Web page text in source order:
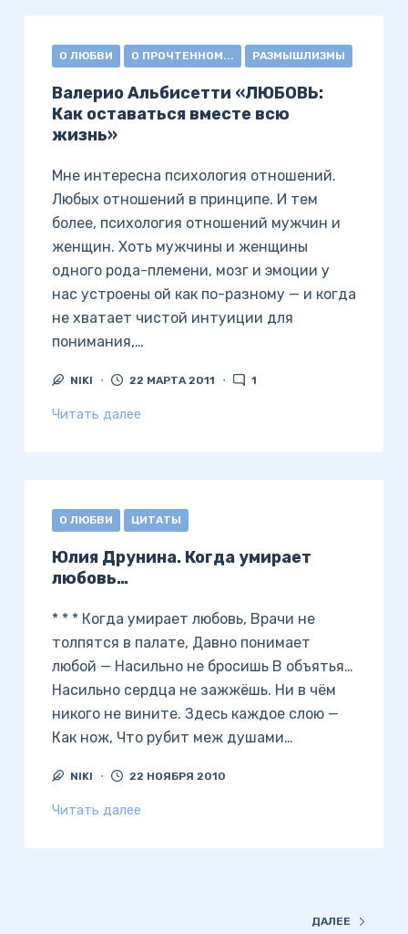
О ЛЮБВИ О ПРОЧТЕННОМ... РАЗМЫШЛИЗМЫ
Валерио Альбисетти «ЛЮБОВЬ:
Как оставаться вместе всю
жизнь»
Мне интересна психология отношений.
Любых отношений в принципе. И тем
более, психология отношений мужчин и
женщин. Хоть мужчины и женщины
одного рода-племени, мозг и эмоции у
нас устроены ой как по-разному — и когда
не хватает чистой интуиции для
понимания,…
NIKI 22 МАРТА 2011 1
Читать далее
О ЛЮБВИ ЦИТАТЫ
Юлия Друнина. Когда умирает
любовь…
* * * Когда умирает любовь, Врачи не
толпятся в палате, Давно понимает
любой — Насильно не бросишь В объятья…
Насильно сердца не зажжёшь. Ни в чём
никого не вините. Здесь каждое слою —
Как нож, Что рубит меж душами…
NIKI 22 НОЯБРЯ 2010
Читать далее
ДАЛЕЕ